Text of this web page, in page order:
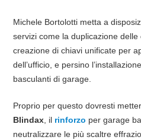
Michele Bortolotti metta a
servizi come la duplicazione
creazione di chiavi unificate per
dell’ufficio, e persino
basculanti di garage.
Proprio per questo dovresti
Blindax, il rinforzo per garage
neutralizzare le più scaltre